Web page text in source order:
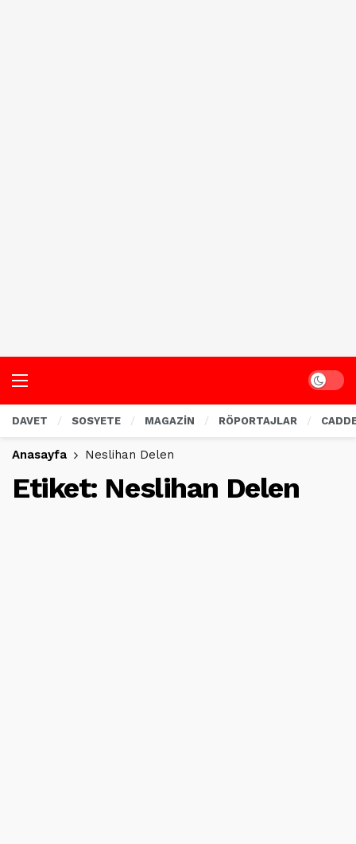
Dark
DAVET SOSYETE MAGAZİN RÖPORTAJLAR
Anasayfa Neslihan Delen
Etiket: Neslihan Delen